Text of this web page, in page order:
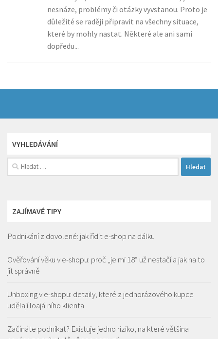
nesnáze, problémy či otázky vyvstanou. Proto je
důležité se raději připravit na všechny situace,
které by mohly nastat. Některé ale ani sami
dopředu...
VYHLEDÁVÁNÍ
Vyhledávání
ZAJÍMAVÉ TIPY
Podnikání z dovolené: jak řídit e-shop na dálku
Ověřování věku v e-shopu: proč „je mi 18“ už nestačí a jak na to
jít správně
Unboxing v e-shopu: detaily, které z jednorázového kupce
udělají loajálního klienta
Začínáte podnikat? Existuje jedno riziko, na které většina